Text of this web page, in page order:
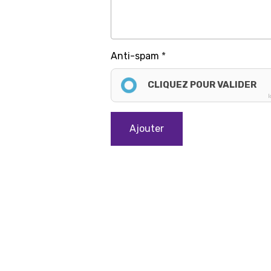
Anti-spam
CLIQUEZ POUR VALIDER
Ajouter